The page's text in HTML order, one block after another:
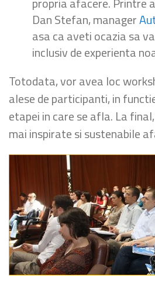
Dan Stefan, manager
asa ca aveti ocazia sa
inclusiv de experienta
Totodata, vor avea loc
alese de participanti, in
etapei in care se afla. La
mai inspirate si sustenabile